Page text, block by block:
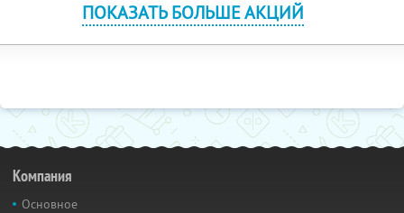
ПОКАЗАТЬ БОЛЬШЕ АКЦИЙ
Компания
Основное